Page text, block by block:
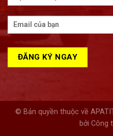
© Bản quyền thuộc về
bởi Công